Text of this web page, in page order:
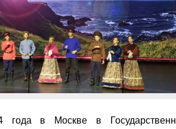
года в Москве в